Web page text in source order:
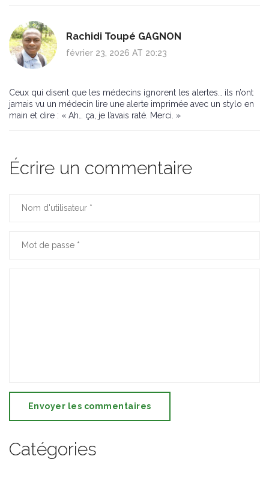
Rachidi Toupé GAGNON
février 23, 2026 AT 20:23
Ceux qui disent que les médecins ignorent les alertes… ils n’ont
jamais vu un médecin lire une alerte imprimée avec un stylo en
main et dire : « Ah… ça, je l’avais raté. Merci. »
Écrire un commentaire
Envoyer les commentaires
Catégories